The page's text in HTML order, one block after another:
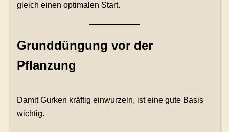
gleich einen optimalen Start.
Grunddüngung vor der
Pflanzung
Damit Gurken kräftig einwurzeln, ist eine gute Basis
wichtig.